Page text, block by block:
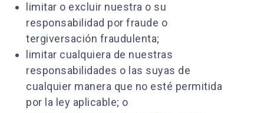
limitar o excluir nuestra o su
responsabilidad por fraude o
tergiversación fraudulenta;
limitar cualquiera de nuestras
responsabilidades o las suyas de
cualquier manera que no esté permitida
por la ley aplicable; o